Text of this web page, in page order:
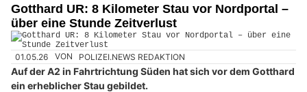
Gotthard UR: 8 Kilometer Stau vor Nordportal –
über eine Stunde Zeitverlust
01.05.26 VON POLIZEI.NEWS REDAKTION
Auf der A2 in Fahrtrichtung Süden hat sich vor dem Gotthard
ein erheblicher Stau gebildet.